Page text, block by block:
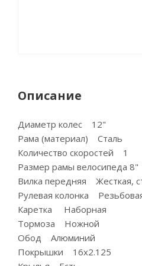
Описание
Диаметр колес 12"
Рама (материал) Сталь
Количество скоростей 1
Размер рамы велосипеда 8"
Вилка передняя Жесткая,
Рулевая колонка
Каретка Наборная
Тормоза Ножной
Обод Алюминий
Покрышки 16х2.125